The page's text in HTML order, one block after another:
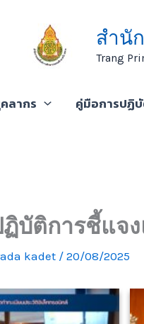
สำนั
Trang
ลากร คู่มือการปฏิ
ฏิบัติการชี้แจ
kadet / 20/08/2025